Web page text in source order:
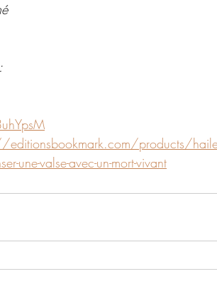
products/
une-valse-avec-un-mort-vivant